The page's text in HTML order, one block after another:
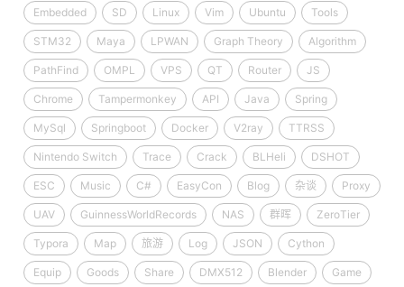
Embedded SD Linux Vim Ubuntu Tools
STM32 Maya LPWAN Graph Theory Algorithm
PathFind OMPL VPS QT Router JS
Chrome Tampermonkey API Java Spring
MySql Springboot Docker V2ray TTRSS
Nintendo Switch Trace Crack BLHeli DSHOT
ESC Music C# EasyCon Blog 杂谈 Proxy
UAV GuinnessWorldRecords NAS 群晖 ZeroTier
Typora Map 旅游 Log JSON Cython
Equip Goods Share DMX512 Blender Game